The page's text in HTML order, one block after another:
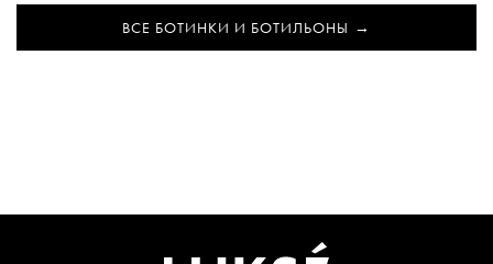
ВСЕ БОТИНКИ И БОТИЛЬОНЫ